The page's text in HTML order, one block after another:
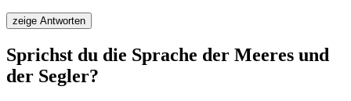
Sprichst du die Sprache der Meeres und
der Segler?